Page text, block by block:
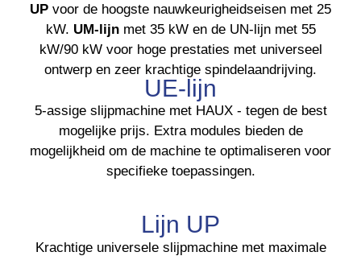
UP voor de hoogste nauwkeurigheidseisen met 25
kW. UM-lijnmet 35 kW en de UN-lijn met 55
kW/90 kW voor hoge prestaties met universeel
ontwerp en zeer krachtige spindelaandrijving.
UE-lijn
5-assige slijpmachine met HAUX - tegen de best
mogelijke prijs. Extra modules bieden de
mogelijkheid om de machine te optimaliseren voor
specifieke toepassingen.
Lijn UP
Krachtige universele slijpmachine met maximale